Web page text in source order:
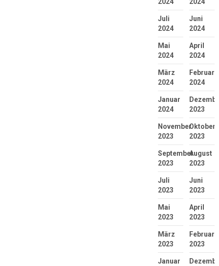
Juli
2024
Juni
2024
Mai
2024
April
2024
März
2024
Februar
2024
Januar
2024
2023
November
2023
Oktober
2023
September
2023
August
2023
Juli
2023
Juni
2023
Mai
2023
April
2023
März
2023
Februar
2023
Januar